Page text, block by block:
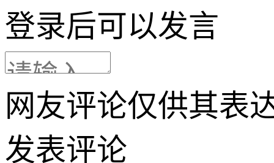
登录后可以发言
网友评论仅供其表
发表评论